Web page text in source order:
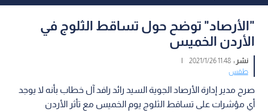
"الأرصاد" توضح حول تساقط الثلوج في
الأردن الخميس
نشر :11:48 2021/1/26
|
طقس
صرح مدير إدارة الأرصاد الجوية السيد رائد رافد آل خطاب بأنه لا يوجد
أي مؤشرات على تساقط الثلوج يوم الخميس مع تأثر الأردن